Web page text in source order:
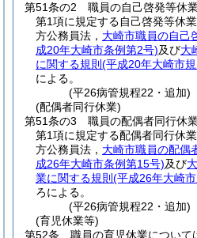
第51条の2
職員の自己啓発等休
第1項に規定する自己啓発等休
方公務員法， 大崎市職員の自己
成20年大崎市条例第2号)及び大
に関する規則 (平成20年大崎市
による。
(平26病管規程22・追加)
(配偶者同行休業)
第51条の3
職員の配偶者同行休
第1項に規定する配偶者同行休
方公務員法， 大崎市職員の配偶
成26年大崎市条例第15号)及び
業に関する規則 (平成26年大崎
ろによる。
(平26病管規程22・追加)
(育児休業等)
第52条
職員の育児休業につい